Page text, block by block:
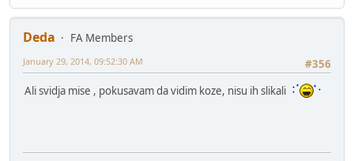
Deda
FA Members
#356
January 29, 2014, 09:52:30 AM
Ali svidja mise , pokusavam da vidim koze, nisu ih slikali